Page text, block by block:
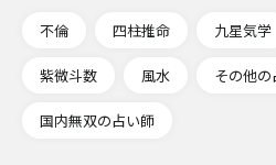
不倫 四柱推命 九星気学
紫微斗数 風水 その他の
国内無双の占い師